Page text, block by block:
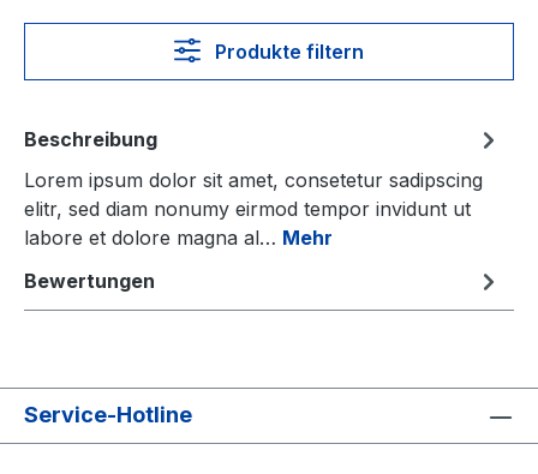
Produkte filtern
Beschreibung
Lorem ipsum dolor sit amet, consetetur sadipscing
elitr, sed diam nonumy eirmod tempor invidunt ut
labore et dolore magna al… Mehr
Bewertungen
Service-Hotline